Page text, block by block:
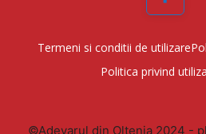
Termeni si conditii de utilizare
Politica privind
©Adevarul din Oltenia 2024 -